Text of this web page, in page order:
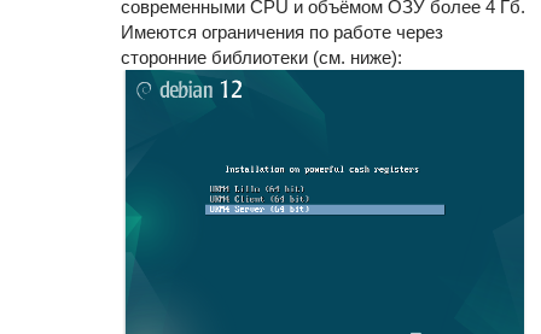
современными CPU и объёмом ОЗУ более 4 Гб.
Имеются ограничения по работе через
сторонние библиотеки (см. ниже):